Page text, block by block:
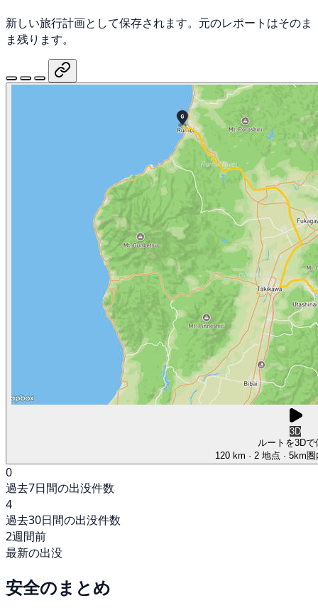
新しい旅行計画として保存されます。元のレポートはそのま
ま残ります。
3D
ルートを3Dで
120 km · 2 地点 · 5km
0
過去7日間の出没件数
4
過去30日間の出没件数
2週間前
最新の出没
安全のまとめ